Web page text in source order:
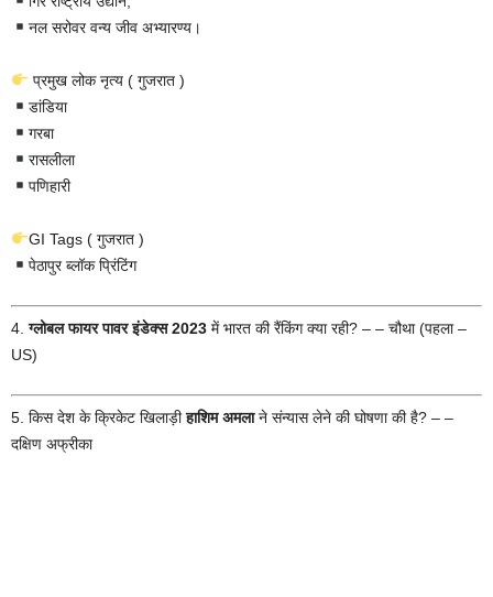
नल सरोवर वन्य जीव अभ्यारण्य।
प्रमुख लोक नृत्य ( गुजरात )
डांडिया
गरबा
रासलीला
पणिहारी
GI Tags ( गुजरात )
पेठापुर ब्लॉक प्रिंटिंग
4.ग्लोबल फायर पावर इंडेक्स 2023 में भारत की रैंकिंग क्या रही? – – चौथा (पहला –
US)
5. किस देश के क्रिकेट खिलाड़ीहाशिम अमलाने संन्यास लेने की घोषणा की है? – –
दक्षिण अफ्रीका